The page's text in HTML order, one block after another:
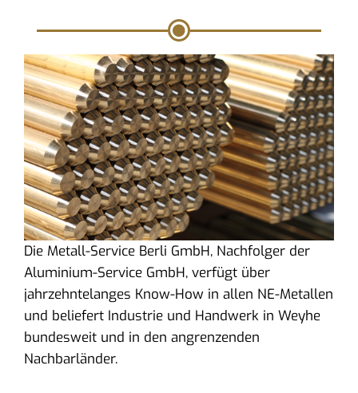
Die Metall-Service Berli GmbH, Nachfolger der
Aluminium-Service GmbH, verfügt über
jahrzehntelanges Know-How in allen NE-Metallen
und beliefert Industrie und Handwerk in Weyhe
bundesweit und in den angrenzenden
Nachbarländer.